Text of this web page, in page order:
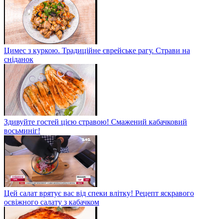
Цимес з куркою. Традиційне єврейське рагу. Страви на
сніданок
Здивуйте гостей цією стравою! Смажений кабачковий
восьминіг!
Цей салат врятує вас від спеки влітку! Рецепт яскравого
освіжного салату з кабачком